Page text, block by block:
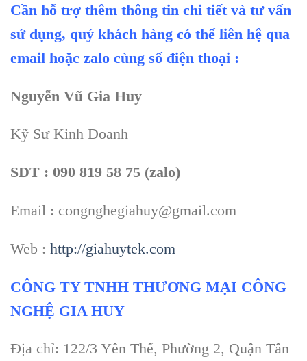
Cần hỗ trợ thêm thông tin chi tiết và tư vấn
sử dụng, quý khách hàng có thể liên hệ qua
email hoặc zalo cùng số điện thoại :
Nguyễn Vũ Gia Huy
Kỹ Sư Kinh Doanh
SDT : 090 819 58 75 (zalo)
Email : congnghegiahuy@gmail.com
Web : http://giahuytek.com
CÔNG TY TNHH THƯƠNG MẠI CÔNG
NGHỆ GIA HUY
Địa chỉ: 122/3 Yên Thế, Phường 2, Quận Tân